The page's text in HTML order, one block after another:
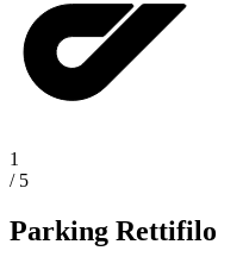
1
/ 5
Parking Rettifilo